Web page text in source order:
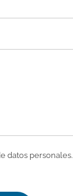
datos personales.